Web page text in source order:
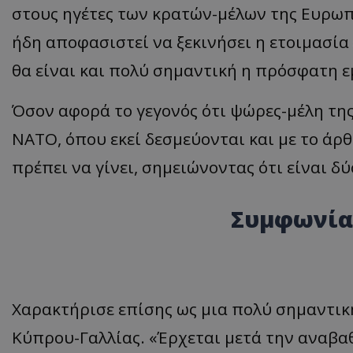
στους ηγέτες των κρατών-μέλων της
ήδη αποφασιστεί να ξεκινήσει η
θα είναι και πολύ σημαντική η πρόσφατη
Όσον αφορά το γεγονός ότι ψώρες-μέλη
ΝΑΤΟ, όπου εκεί δεσμεύονται και με το
πρέπει να γίνει, σημειώνοντας ότι είναι
Χαρακτήρισε επίσης ως μια πολύ
Κύπρου-Γαλλίας. «Έρχεται μετά την
__cf_bm